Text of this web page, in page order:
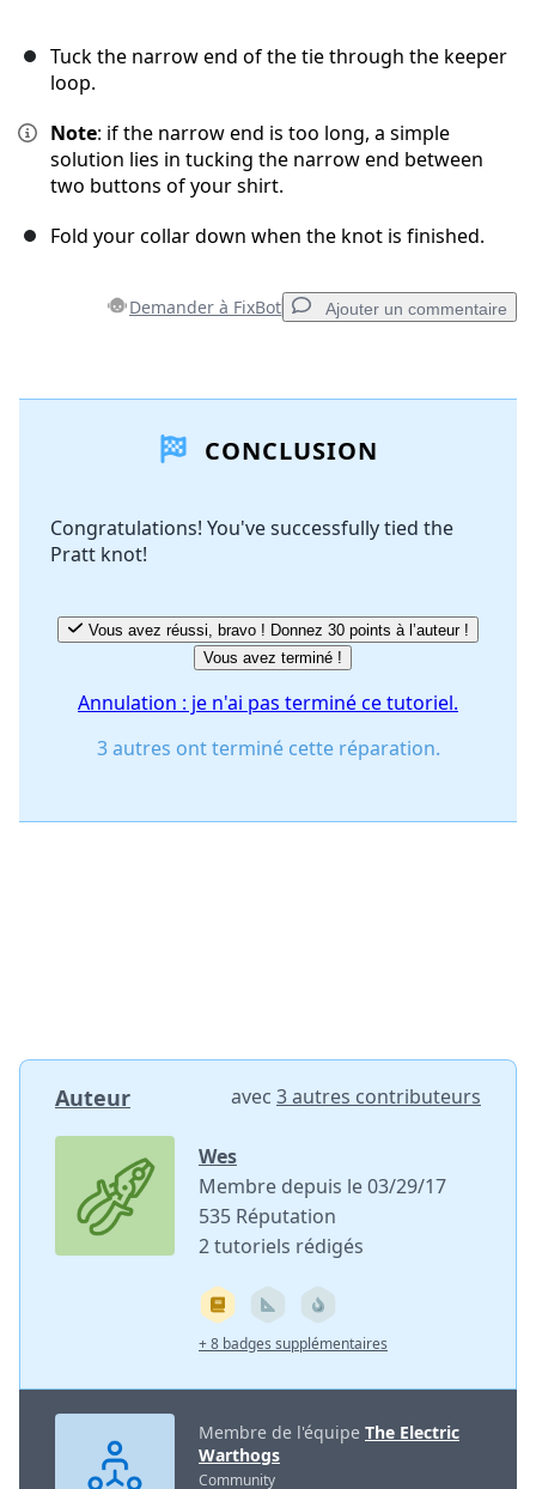
Tuck the narrow end of the tie through the keeper
loop.
Note: if the narrow end is too long, a simple
solution lies in tucking the narrow end between
two buttons of your shirt.
Fold your collar down when the knot is finished.
Demander à FixBot Ajouter un commentaire
Ajouter un commentaireCONCLUSION
Congratulations! You've successfully tied the
Pratt knot!
Vous avez réussi, bravo ! Donnez 30 points à l’auteur !
Vous avez terminé !
Annulation : je n'ai pas terminé ce tutoriel.
3 autres ont terminé cette réparation.
Auteur avec 3 autres contributeurs
Wes
Membre depuis le 03/29/17
535 Réputation
2 tutoriels rédigés
+ 8 badges supplémentaires
Membre de l'équipe The Electric
Warthogs
Community